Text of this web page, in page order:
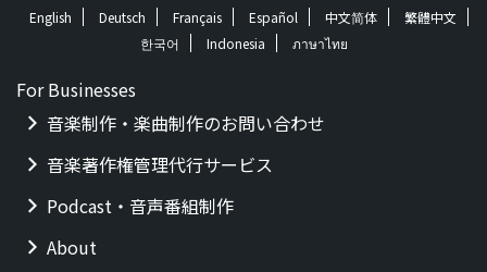
English
Deutsch Français Español 中文简体
繁體中文
한국어
Indonesia ภาษาไทย
For Businesses
音楽制作・楽曲制作のお問い合わせ
音楽著作権管理代行サービス
Podcast・音声番組制作
About